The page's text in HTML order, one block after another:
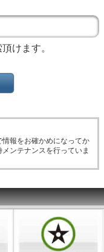
けます。
報をお確かめになってか
ンテナンスを行っていま